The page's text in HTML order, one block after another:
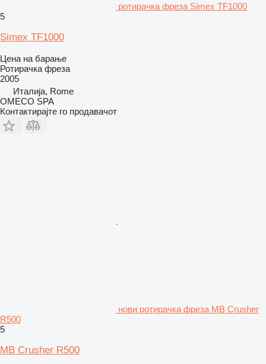
ротирачка фреза Simex TF1000
5
Simex TF1000
Цена на барање
Ротирачка фреза
2005
Италија, Rome
OMECO SPA
Контактирајте го продавачот
нови ротирачка фреза MB Crusher
R500
5
MB Crusher R500